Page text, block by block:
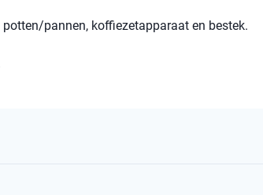
pannen, koffiezetapparaat en bestek.